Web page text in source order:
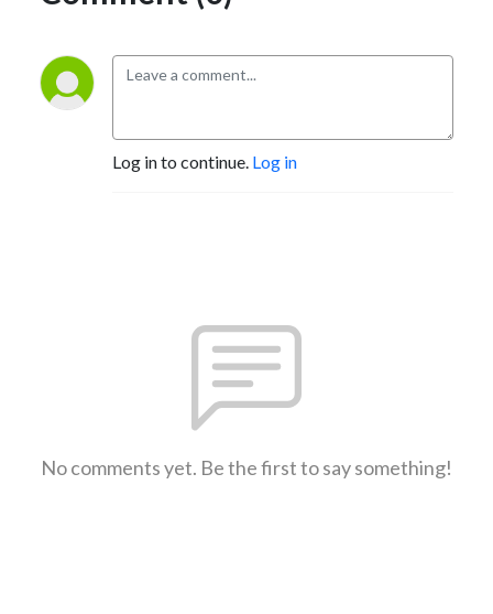
Log in to continue. Log in
No comments yet. Be the first to say something!